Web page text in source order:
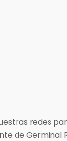
redes
de Germinal